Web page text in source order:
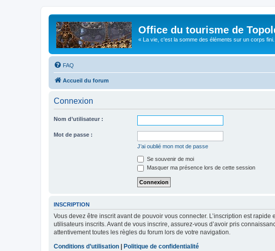
Office du tourisme de
« La vie, c'est la somme des éléments sur un corps
FAQ
Accueil du forum
Connexion
Nom d’utilisateur :
Mot de passe :
J’ai oublié mon mot de passe
Se souvenir de moi
Masquer ma présence lors de cette session
INSCRIPTION
Vous devez être inscrit avant de pouvoir vous connecter. L’inscription est
utilisateurs inscrits. Avant de vous inscrire, assurez-vous d’avoir pris
attentivement toutes les règles du forum lors de votre navigation.
Conditions d’utilisation
Politique de confidentialité